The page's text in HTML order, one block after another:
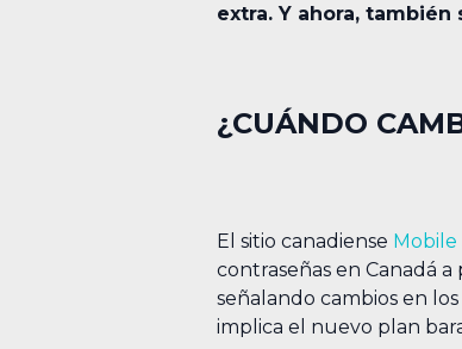
extra. Y ahora,
¿CUÁNDO
El sitio canadiense
contraseñas en Canadá
señalando cambios en
implica el nuevo plan